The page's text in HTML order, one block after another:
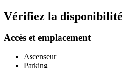
Vérifiez la disponibilité
Accès et emplacement
Ascenseur
Parking